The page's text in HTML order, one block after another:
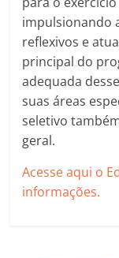
impulsionando
reflexivos e
principal do
adequada
suas áreas
seletivo
geral.
Acesse aqui o
informações.